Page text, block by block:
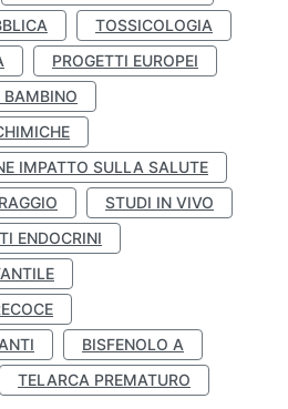
TOSSICOLOGIA
PROGETTI EUROPEI
BAMBINO
IMPATTO SULLA SALUTE
STUDI IN VIVO
ENDOCRINI
BISFENOLO A
TELARCA PREMATURO